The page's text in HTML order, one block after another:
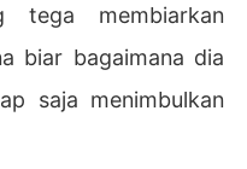
tega membiarkan
biar bagaimana dia
saja menimbulkan